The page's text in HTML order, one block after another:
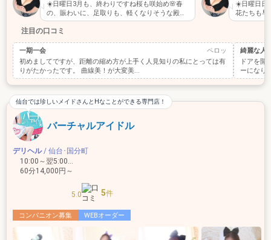
☀️日曜日3月も、終わりですね桜も咲始め🌸春
の、賑わいに、足取りも、軽くなりそうな殿様
を癒しますお誘…
☀️日曜日日
花たちも早
ですお誘い
注目の口コミ
一期一会
ペロッ
初めましてですが、距離の縮め方が上手く人見知りの私にとっては有
りがたかったです。 曲線美！が大変美...
綺麗な人
ドアを開
ーになり
バーチャルアイドル
デリヘル/ 仙台･国分町
10:00～翌5:00 …
60分14,000円～
5.0 5件
コンパニオン募集 WEBオーダー
仙台では珍しいメイドさんとHなことができる専門店！